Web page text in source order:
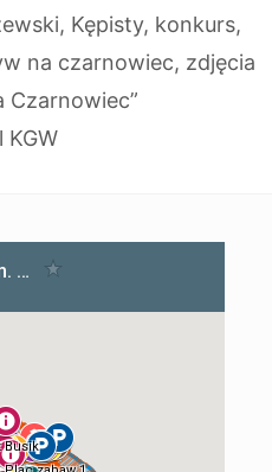
, Kępisty, konkurs,
na czarnowiec, zdjęcia
Czarnowiec”
KGW